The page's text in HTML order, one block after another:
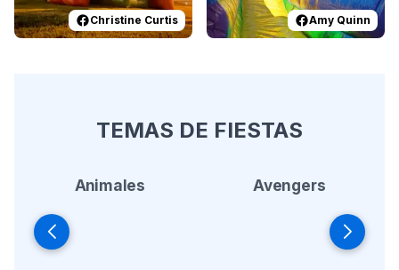
Christine Curtis Amy Quinn
TEMAS DE FIESTAS
Animales Avengers